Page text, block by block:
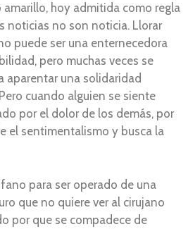
hoy admitida como regla
noticias no son noticia. Llorar
puede ser una enternecedora
pero muchas veces se
aparentar una solidaridad
cuando alguien se siente
por el dolor de los demás, por
el sentimentalismo y busca la
para ser operado de una
que no quiere ver al cirujano
por que se compadece de